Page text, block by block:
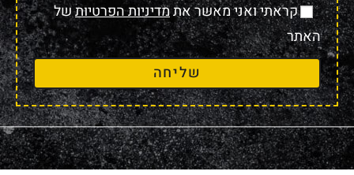
קראתי ואני מאשר אתמדיניות הפרטיותשל
האתר
שליחה